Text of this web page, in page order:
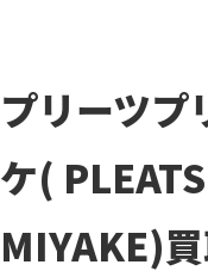
プリーツプ
ケ(
MIYAKE)